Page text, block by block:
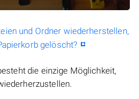
und Ordner wiederherstellen,
gelöscht?
die einzige Möglichkeit,